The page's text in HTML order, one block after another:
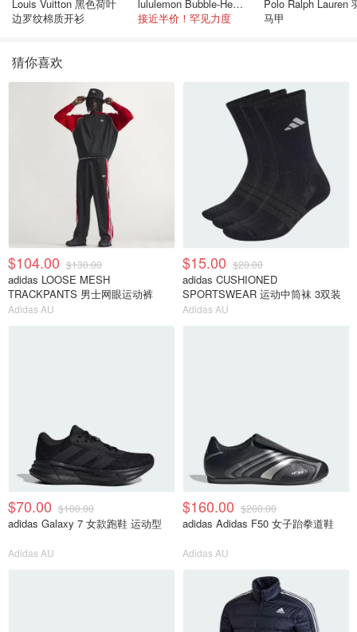
Louis Vuitton 黑色荷叶
边罗纹棉质开衫
lululemon Bubble-Hem 600蓬松羽绒夹克
接近半价！罕见力度
Polo Ralph Lauren
马甲
猜你喜欢
$104.00 $130.00
adidas LOOSE MESH
TRACKPANTS 男士网眼运动裤
Adidas AU
$15.00 $20.00
adidas CUSHIONED
SPORTSWEAR 运动中筒袜 3双装
Adidas AU
$70.00 $100.00
adidas Galaxy 7 女款跑鞋 运动型
Adidas AU
$160.00 $200.00
adidas Adidas F50 女子跆拳道鞋
Adidas AU